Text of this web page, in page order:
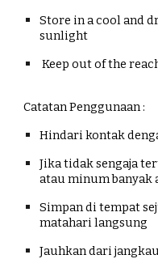
Store in a cool and
sunlight
Keep out of the
Catatan Penggunaan :
Hindari kontak
Jika tidak sengaja
atau minum banyak
Simpan di tempat
matahari langsung
Jauhkan dari